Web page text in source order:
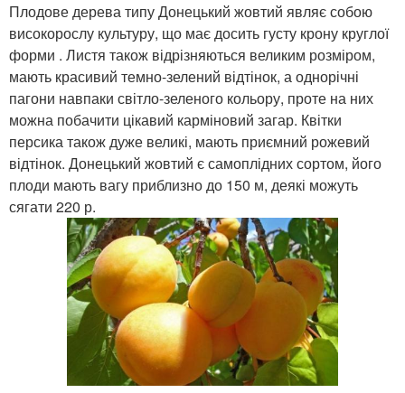
Плодове дерева типу Донецький жовтий являє собою
високорослу культуру, що має досить густу крону круглої
форми . Листя також відрізняються великим розміром,
мають красивий темно-зелений відтінок, а однорічні
пагони навпаки світло-зеленого кольору, проте на них
можна побачити цікавий карміновий загар. Квітки
персика також дуже великі, мають приємний рожевий
відтінок. Донецький жовтий є самоплідних сортом, його
плоди мають вагу приблизно до 150 м, деякі можуть
сягати 220 р.